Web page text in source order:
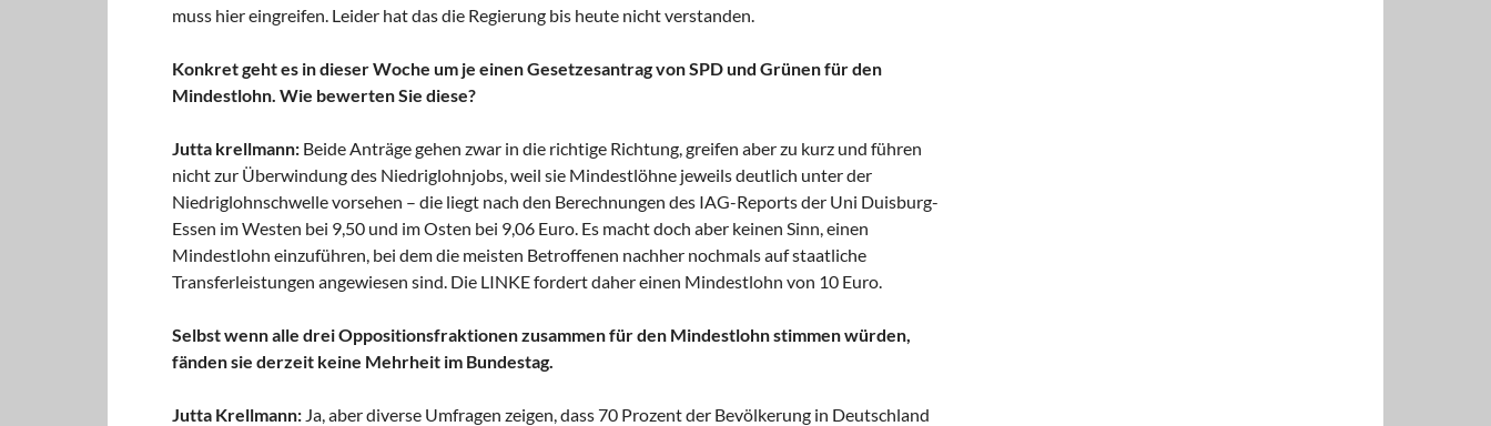
muss hier eingreifen. Leider hat das die Regierung bis heute nicht verstanden.
Konkret geht es in dieser Woche um je einen Gesetzesantrag von SPD und Grünen für den
Mindestlohn. Wie bewerten Sie diese?
Jutta krellmann:Beide Anträge gehen zwar in die richtige Richtung, greifen aber zu kurz und führen
nicht zur Überwindung des Niedriglohnjobs, weil sie Mindestlöhne jeweils deutlich unter der
Niedriglohnschwelle vorsehen – die liegt nach den Berechnungen des IAG-Reports der Uni Duisburg-
Essen im Westen bei 9,50 und im Osten bei 9,06 Euro. Es macht doch aber keinen Sinn, einen
Mindestlohn einzuführen, bei dem die meisten Betroffenen nachher nochmals auf staatliche
Transferleistungen angewiesen sind. Die LINKE fordert daher einen Mindestlohn von 10 Euro.
Selbst wenn alle drei Oppositionsfraktionen zusammen für den Mindestlohn stimmen würden,
fänden sie derzeit keine Mehrheit im Bundestag.
Jutta Krellmann:Ja, aber diverse Umfragen zeigen, dass 70 Prozent der Bevölkerung in Deutschland